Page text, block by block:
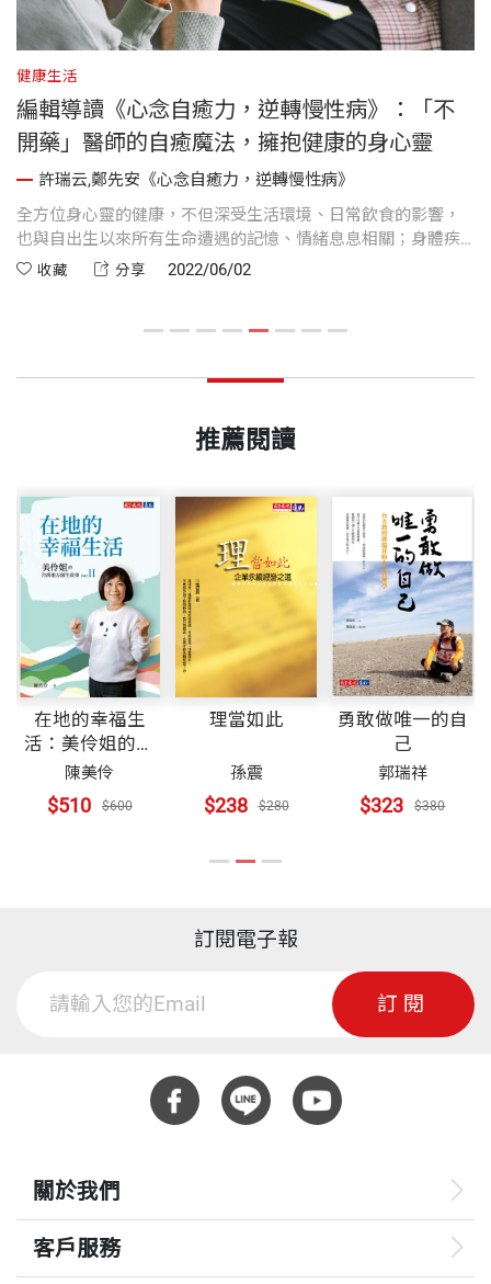
健康生活
編輯導讀《心念自癒力，逆轉慢性病》：「不
開藥」醫師的自癒魔法，擁抱健康的身心靈
許瑞云,鄭先安《心念自癒力，逆轉慢性病》
全方位身心靈的健康，不但深受生活環境、日常飲食的影響，
也與自出生以來所有生命遭遇的記憶、情緒息息相關；身體疾
病的發生，通常是種種不平衡累積許久的結果。明白這些原
收藏 分享 2022/06/02
推薦閱讀
在地的幸福生
活：美伶姐的台
灣地方創生故事
PART II
陳美伶
$510 $600
理當如此
孫震
$238 $280
勇敢做唯一的自
己
郭瑞祥
$323 $380
訂閱電子報
訂閱
關於我們
客戶服務